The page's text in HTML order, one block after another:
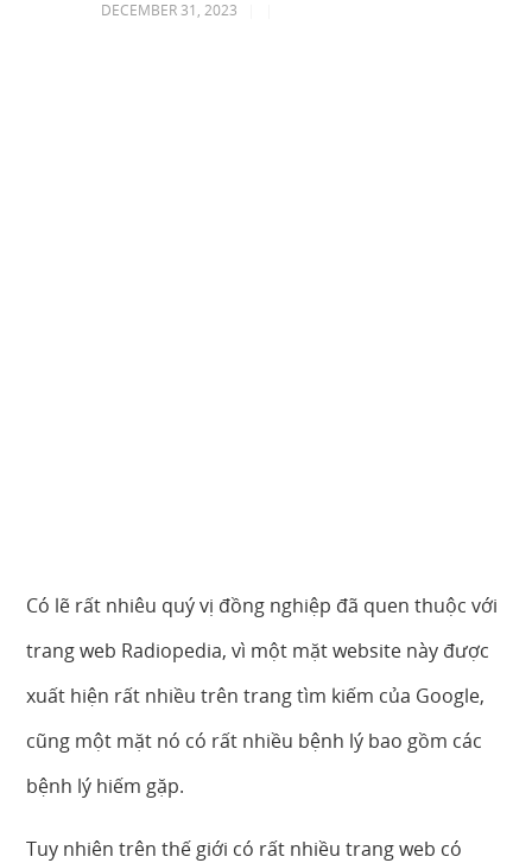
DECEMBER 31, 2023
Có lẽ rất nhiêu quý vị đồng nghiệp đã quen thuộc với
trang web Radiopedia, vì một mặt website này được
xuất hiện rất nhiều trên trang tìm kiếm của Google,
cũng một mặt nó có rất nhiều bệnh lý bao gồm các
bệnh lý hiếm gặp.
Tuy nhiên trên thế giới có rất nhiều trang web có